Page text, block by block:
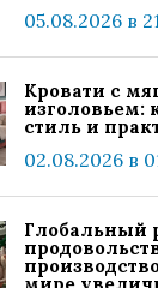
05.08.2026 в
Кровати с
изголовьем:
стиль и
02.08.2026 в
Глобальный